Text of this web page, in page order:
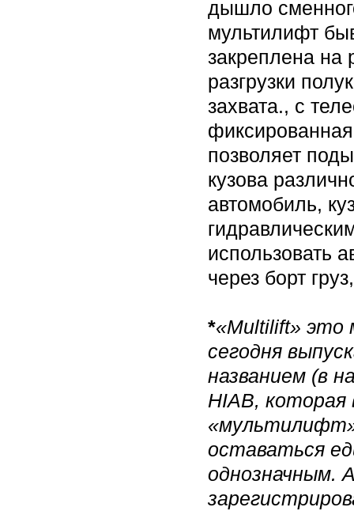
дышло
мультилифт
закреплена на
разгрузки
захвата., с
позволяет
кузова
автомобиль,
использовать
через борт
*«Multilift» это
сегодня
названием (в
HIAB, которая
оставаться
однозначным.